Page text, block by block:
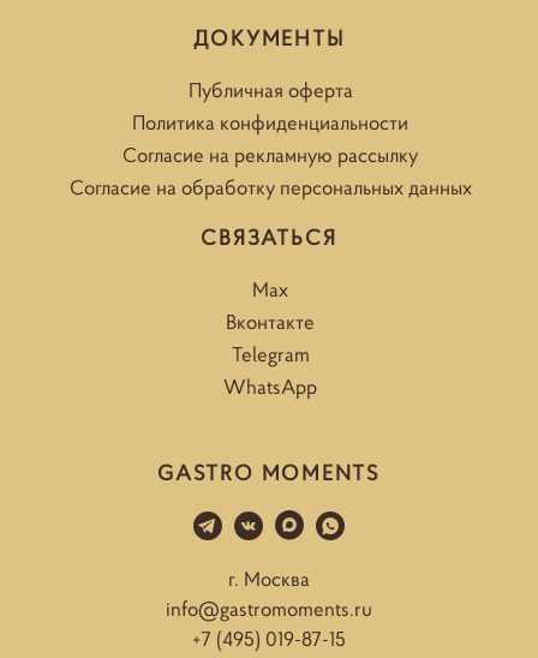
ДОКУМЕНТЫ
Публичная оферта
Политика конфиденциальности
Согласие на рекламную рассылку
Согласие на обработку персональных данных
СВЯЗАТЬСЯ
Max
Вконтакте
Telegram
WhatsApp
GASTRO MOMENTS
г. Москва
info@gastromoments.ru
+7 (495) 019-87-15